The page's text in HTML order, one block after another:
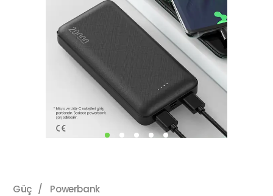
Güç / Powerbank